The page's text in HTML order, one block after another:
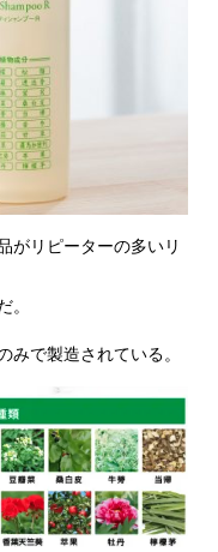
がリピーターの多いリ
。
みで製造されている。